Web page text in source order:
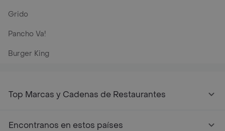
Grido
Pancho Va!
Burger King
Top Marcas y Cadenas de Restaurantes
Encontranos en estos países